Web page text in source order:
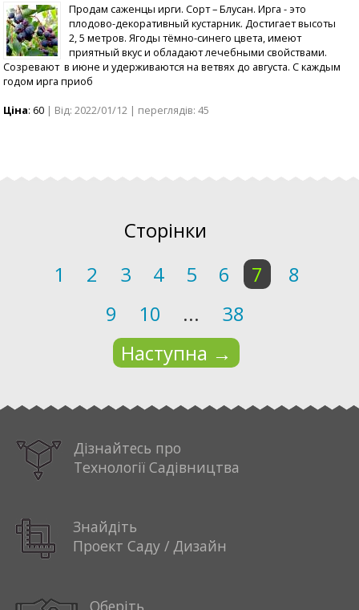
Продам саженцы ирги. Сорт – Блусан. Ирга - это
плодово-декоративный кустарник. Достигает высоты
2, 5 метров. Ягоды тёмно-синего цвета, имеют
приятный вкус и обладают лечебными свойствами.
Созревают в июне и удерживаются на ветвях до августа. С каждым
годом ирга приоб
Ціна: 60 | Від: 2022/01/12 | переглядів: 45
Сторінки
1
2 3 4 5 6 7
8
9
10 ...
38
Наступна →
Дізнайтесь про
Технології Садівництва
Знайдіть
Проект Саду / Дизайн
Оберіть